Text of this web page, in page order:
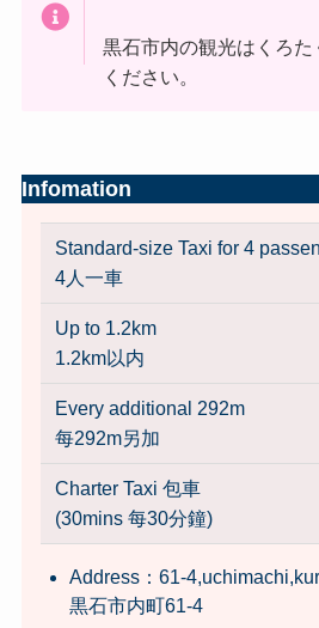
黒石市内の観光はくろた
ください。
Infomation
Standard-size Taxi for 4
4人一車
Up to 1.2km
1.2km以内
Every additional 292m
每292m另加
Charter Taxi 包車
(30mins 每30分鐘)
Address：61-
黒石市内町61-4